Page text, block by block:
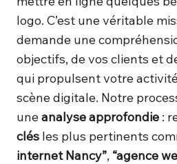
logo. C’est une véritable
demande une
objectifs, de vos clients et
qui propulsent votre
scène digitale. Notre
uneanalyse approfondie :
clés les plus pertinents
internet Nancy”, “agence